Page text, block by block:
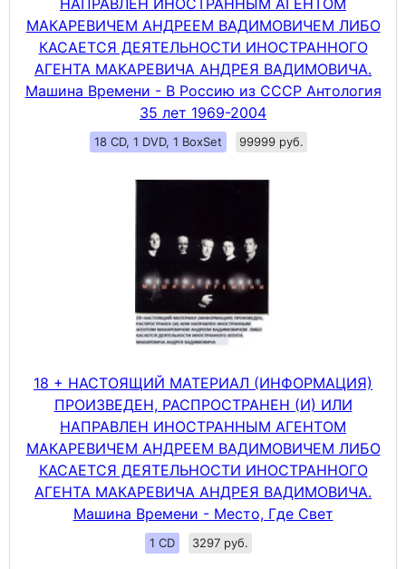
МАКАРЕВИЧЕМ АНДРЕЕМ ВАДИМОВИЧЕМ ЛИБО
КАСАЕТСЯ ДЕЯТЕЛЬНОСТИ ИНОСТРАННОГО
АГЕНТА МАКАРЕВИЧА АНДРЕЯ ВАДИМОВИЧА.
Машина Времени - В Россию из СССР Антология
35 лет 1969-2004
18 CD, 1 DVD, 1 BoxSet 99999 руб.
18 + НАСТОЯЩИЙ МАТЕРИАЛ (ИНФОРМАЦИЯ)
ПРОИЗВЕДЕН, РАСПРОСТРАНЕН (И) ИЛИ
НАПРАВЛЕН ИНОСТРАННЫМ АГЕНТОМ
МАКАРЕВИЧЕМ АНДРЕЕМ ВАДИМОВИЧЕМ ЛИБО
КАСАЕТСЯ ДЕЯТЕЛЬНОСТИ ИНОСТРАННОГО
АГЕНТА МАКАРЕВИЧА АНДРЕЯ ВАДИМОВИЧА.
Машина Времени - Место, Где Свет
1 CD 3297 руб.